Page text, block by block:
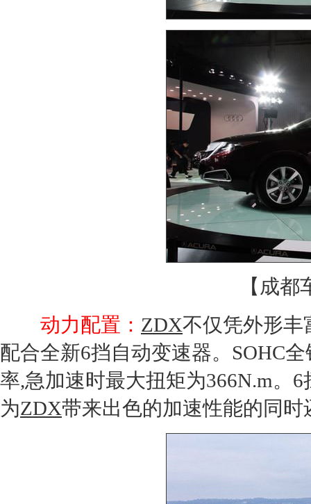
【 成都
动力配置： ZDX不仅凭外形丰
配合全新6挡自动变速器。SOHC
率,急加速时最大扭矩为366N.m。
为ZDX带来出色的加速性能的同